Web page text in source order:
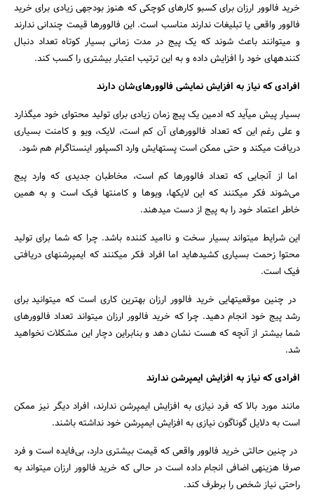
خرید فالوور ارزان برای کسب‎و کارهای کوچکی که هنوز بودجه‎ی زیادی برای خرید
فالوور واقعی یا تبلیغات ندارند مناسب است. این فالوورها قیمت چندانی ندارند
و می‎توانند باعث شوند که یک پیج در مدت زمانی بسیار کوتاه تعداد دنبال
کننده‎های خود را افزایش داده و به این ترتیب اعتبار بیشتری را کسب کند.
افرادی که نیاز به افزایش نمایشی فالوورهای‌شان دارند
بسیار پیش می‎آید که ادمین یک پیچ زمان زیادی برای تولید محتوای خود می‎گذارد
و علی رغم این که تعداد فالوورهای آن کم است، لایک، ویو و کامنت بسیاری
دریافت می‎کند و حتی ممکن است پست‎هایش وارد اکسپلور اینستاگرام هم شود.
اما از آنجایی که تعداد فالوورها کم است، مخاطبان جدیدی که وارد پیج
می‌شوند فکر می‎کنند که این لایک‎ها، ویوها و کامنت‎ها فیک است و به همین
خاطر اعتماد خود را به پیج از دست می‎دهند.
این شرایط می‎تواند بسیار سخت و ناامید کننده باشد. چرا که شما برای تولید
محتوا زحمت بسیاری کشیده‎اید اما افراد فکر می‎کنند که ایمپرشن‎های دریافتی
فیک است.
در چنین موقعیت‎هایی خرید فالوور ارزان بهترین کاری است که می‎توانید برای
رشد پیج خود انجام دهید. چرا که خرید فالوور ارزان می‎تواند تعداد فالوورهای
شما بیشتر از آنچه که هست نشان دهد و بنابراین دچار این مشکلات نخواهید
شد.
افرادی که نیاز به افزایش ایمپرشن ندارند
مانند مورد بالا که فرد نیازی به افزایش ایمپرشن ندارند، افراد دیگر نیز ممکن
است به دلایل گوناگون نیازی به افزایش ایمپرشن خود نداشته باشند.
در چنین حالتی خرید فالوور واقعی که قیمت بیشتری دارد، بی‌فایده است و فرد
صرفا هزینه‎ی اضافی انجام داده است در حالی که خرید فالوور ارزان می‎تواند به
راحتی نیاز شخص را برطرف کند.